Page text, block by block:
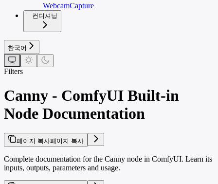
WebcamCapture
컨디셔닝
한국어
Filters
Canny - ComfyUI Built-in
Node Documentation
페이지 복사페이지 복사
Complete documentation for the Canny node in ComfyUI. Learn its
inputs, outputs, parameters and usage.